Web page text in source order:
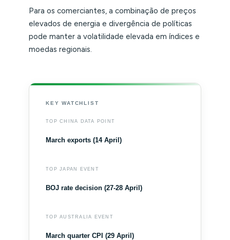
Para os comerciantes, a combinação de preços
elevados de energia e divergência de políticas
pode manter a volatilidade elevada em índices e
moedas regionais.
KEY WATCHLIST
TOP CHINA DATA POINT
March exports (14 April)
TOP JAPAN EVENT
BOJ rate decision (27-28 April)
TOP AUSTRALIA EVENT
March quarter CPI (29 April)